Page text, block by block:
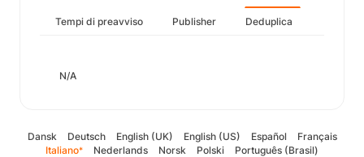
Tempi di preavviso Publisher Deduplica
N/A
Dansk Deutsch English (UK) English (US) Español
Français
Italiano* Nederlands Norsk Polski
Português (Brasil)